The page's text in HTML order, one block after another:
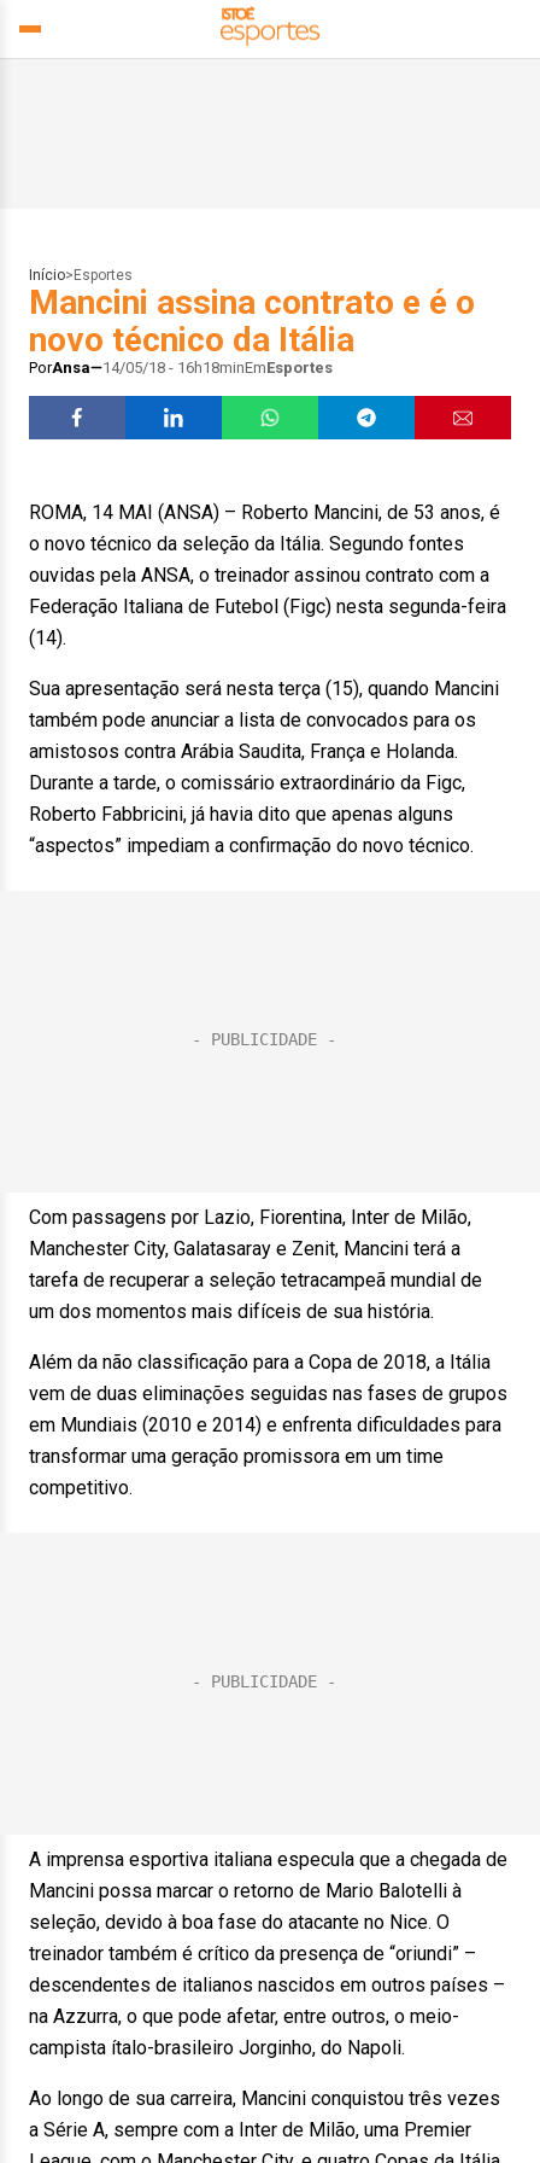
Início> Esportes
Mancini assina contrato e é o
novo técnico da Itália
PorAnsa 14/05/18 - 16h18minEmEsportes
ROMA, 14 MAI (ANSA) – Roberto Mancini, de 53 anos, é
o novo técnico da seleção da Itália. Segundo fontes
ouvidas pela ANSA, o treinador assinou contrato com a
Federação Italiana de Futebol (Figc) nesta segunda-feira
(14).
Sua apresentação será nesta terça (15), quando Mancini
também pode anunciar a lista de convocados para os
amistosos contra Arábia Saudita, França e Holanda.
Durante a tarde, o comissário extraordinário da Figc,
Roberto Fabbricini, já havia dito que apenas alguns
“aspectos” impediam a confirmação do novo técnico.
Com passagens por Lazio, Fiorentina, Inter de Milão,
Manchester City, Galatasaray e Zenit, Mancini terá a
tarefa de recuperar a seleção tetracampeã mundial de
um dos momentos mais difíceis de sua história.
Além da não classificação para a Copa de 2018, a Itália
vem de duas eliminações seguidas nas fases de grupos
em Mundiais (2010 e 2014) e enfrenta dificuldades para
transformar uma geração promissora em um time
competitivo.
A imprensa esportiva italiana especula que a chegada de
Mancini possa marcar o retorno de Mario Balotelli à
seleção, devido à boa fase do atacante no Nice. O
treinador também é crítico da presença de “oriundi” –
descendentes de italianos nascidos em outros países –
na Azzurra, o que pode afetar, entre outros, o meio-
campista ítalo-brasileiro Jorginho, do Napoli.
Ao longo de sua carreira, Mancini conquistou três vezes
a Série A, sempre com a Inter de Milão, uma Premier